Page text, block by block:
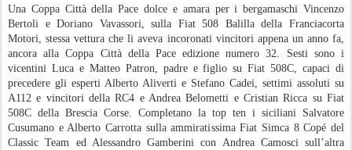
Una Coppa Città della Pace dolce e amara per i bergamaschi Vincenzo
Bertoli e Doriano Vavassori, sulla Fiat 508 Balilla della Franciacorta
Motori, stessa vettura che li aveva incoronati vincitori appena un anno fa,
ancora alla Coppa Città della Pace edizione numero 32. Sesti sono i
vicentini Luca e Matteo Patron, padre e figlio su Fiat 508C, capaci di
precedere gli esperti Alberto Aliverti e Stefano Cadei, settimi assoluti su
A112 e vincitori della RC4 e Andrea Belometti e Cristian Ricca su Fiat
508C della Brescia Corse. Completano la top ten i siciliani Salvatore
Cusumano e Alberto Carrotta sulla ammiratissima Fiat Simca 8 Copé del
Classic Team ed Alessandro Gamberini con Andrea Camosci sull’altra